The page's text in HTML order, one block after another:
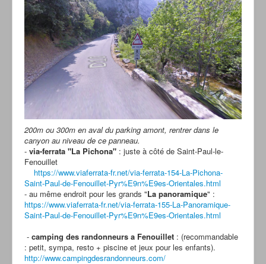
200m ou 300m en aval du parking amont, rentrer dans le
canyon au niveau de ce panneau.
- via-ferrata "La Pichona" : juste à côté de Saint-Paul-le-
Fenouillet
https://www.viaferrata-fr.net/via-ferrata-154-La-Pichona-
Saint-Paul-de-Fenouillet-Pyr%E9n%E9es-Orientales.html
- au même endroit pour les grands "La panoramique" :
https://www.viaferrata-fr.net/via-ferrata-155-La-Panoramique-
Saint-Paul-de-Fenouillet-Pyr%E9n%E9es-Orientales.html
- camping des randonneurs a Fenouillet : (recommandable
: petit, sympa, resto + piscine et jeux pour les enfants).
http://www.campingdesrandonneurs.com/